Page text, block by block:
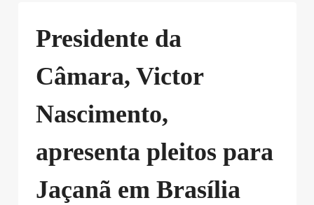
Presidente da
Câmara, Victor
Nascimento,
apresenta pleitos para
Jaçanã em Brasília